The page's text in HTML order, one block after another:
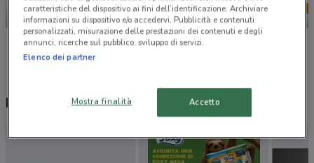
-2 GIORNI
Unieuro Comet
Nuovi prodotti da provare
caratteristiche del dispositivo ai fini dell’identificazione. Archiviare
informazioni su dispositivo e/o accedervi. Pubblicità e contenuti
personalizzati, misurazione delle prestazioni dei contenuti e degli
annunci, ricerche sul pubblico, sviluppo di servizi.
Elenco dei partner
Mostra finalità Accetto